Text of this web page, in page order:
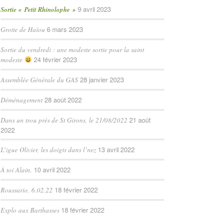
Sortie « Petit Rhinolophe » 9 avril 2023
Grotte de Haïou 6 mars 2023
Sortie du vendredi : une modeste sortie pour la saint
modeste
24 février 2023
Assemblée Générale du GAS 28 janvier 2023
Déménagement 28 août 2022
Dans un trou près de St Girons, le 21/08/2022 21 août
2022
L’igue Olivier, les doigts dans l’nez 13 avril 2022
À toi Alain, 10 avril 2022
Roussario, 6.02.22 18 février 2022
Explo aux Barthasses 18 février 2022